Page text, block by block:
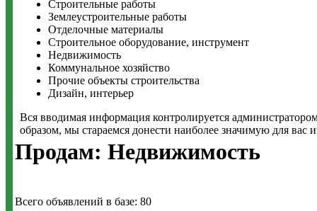
Строительные работы
Землеустроительные работы
Отделочные материалы
Строительное оборудование, инструмент
Недвижимость
Коммунальное хозяйство
Прочие объекты строительства
Дизайн, интерьер
Вся вводимая информация контролируется
образом, мы стараемся донести наиболее значимую для
Продам: Недвижимость
Всего объявлений в базе: 80